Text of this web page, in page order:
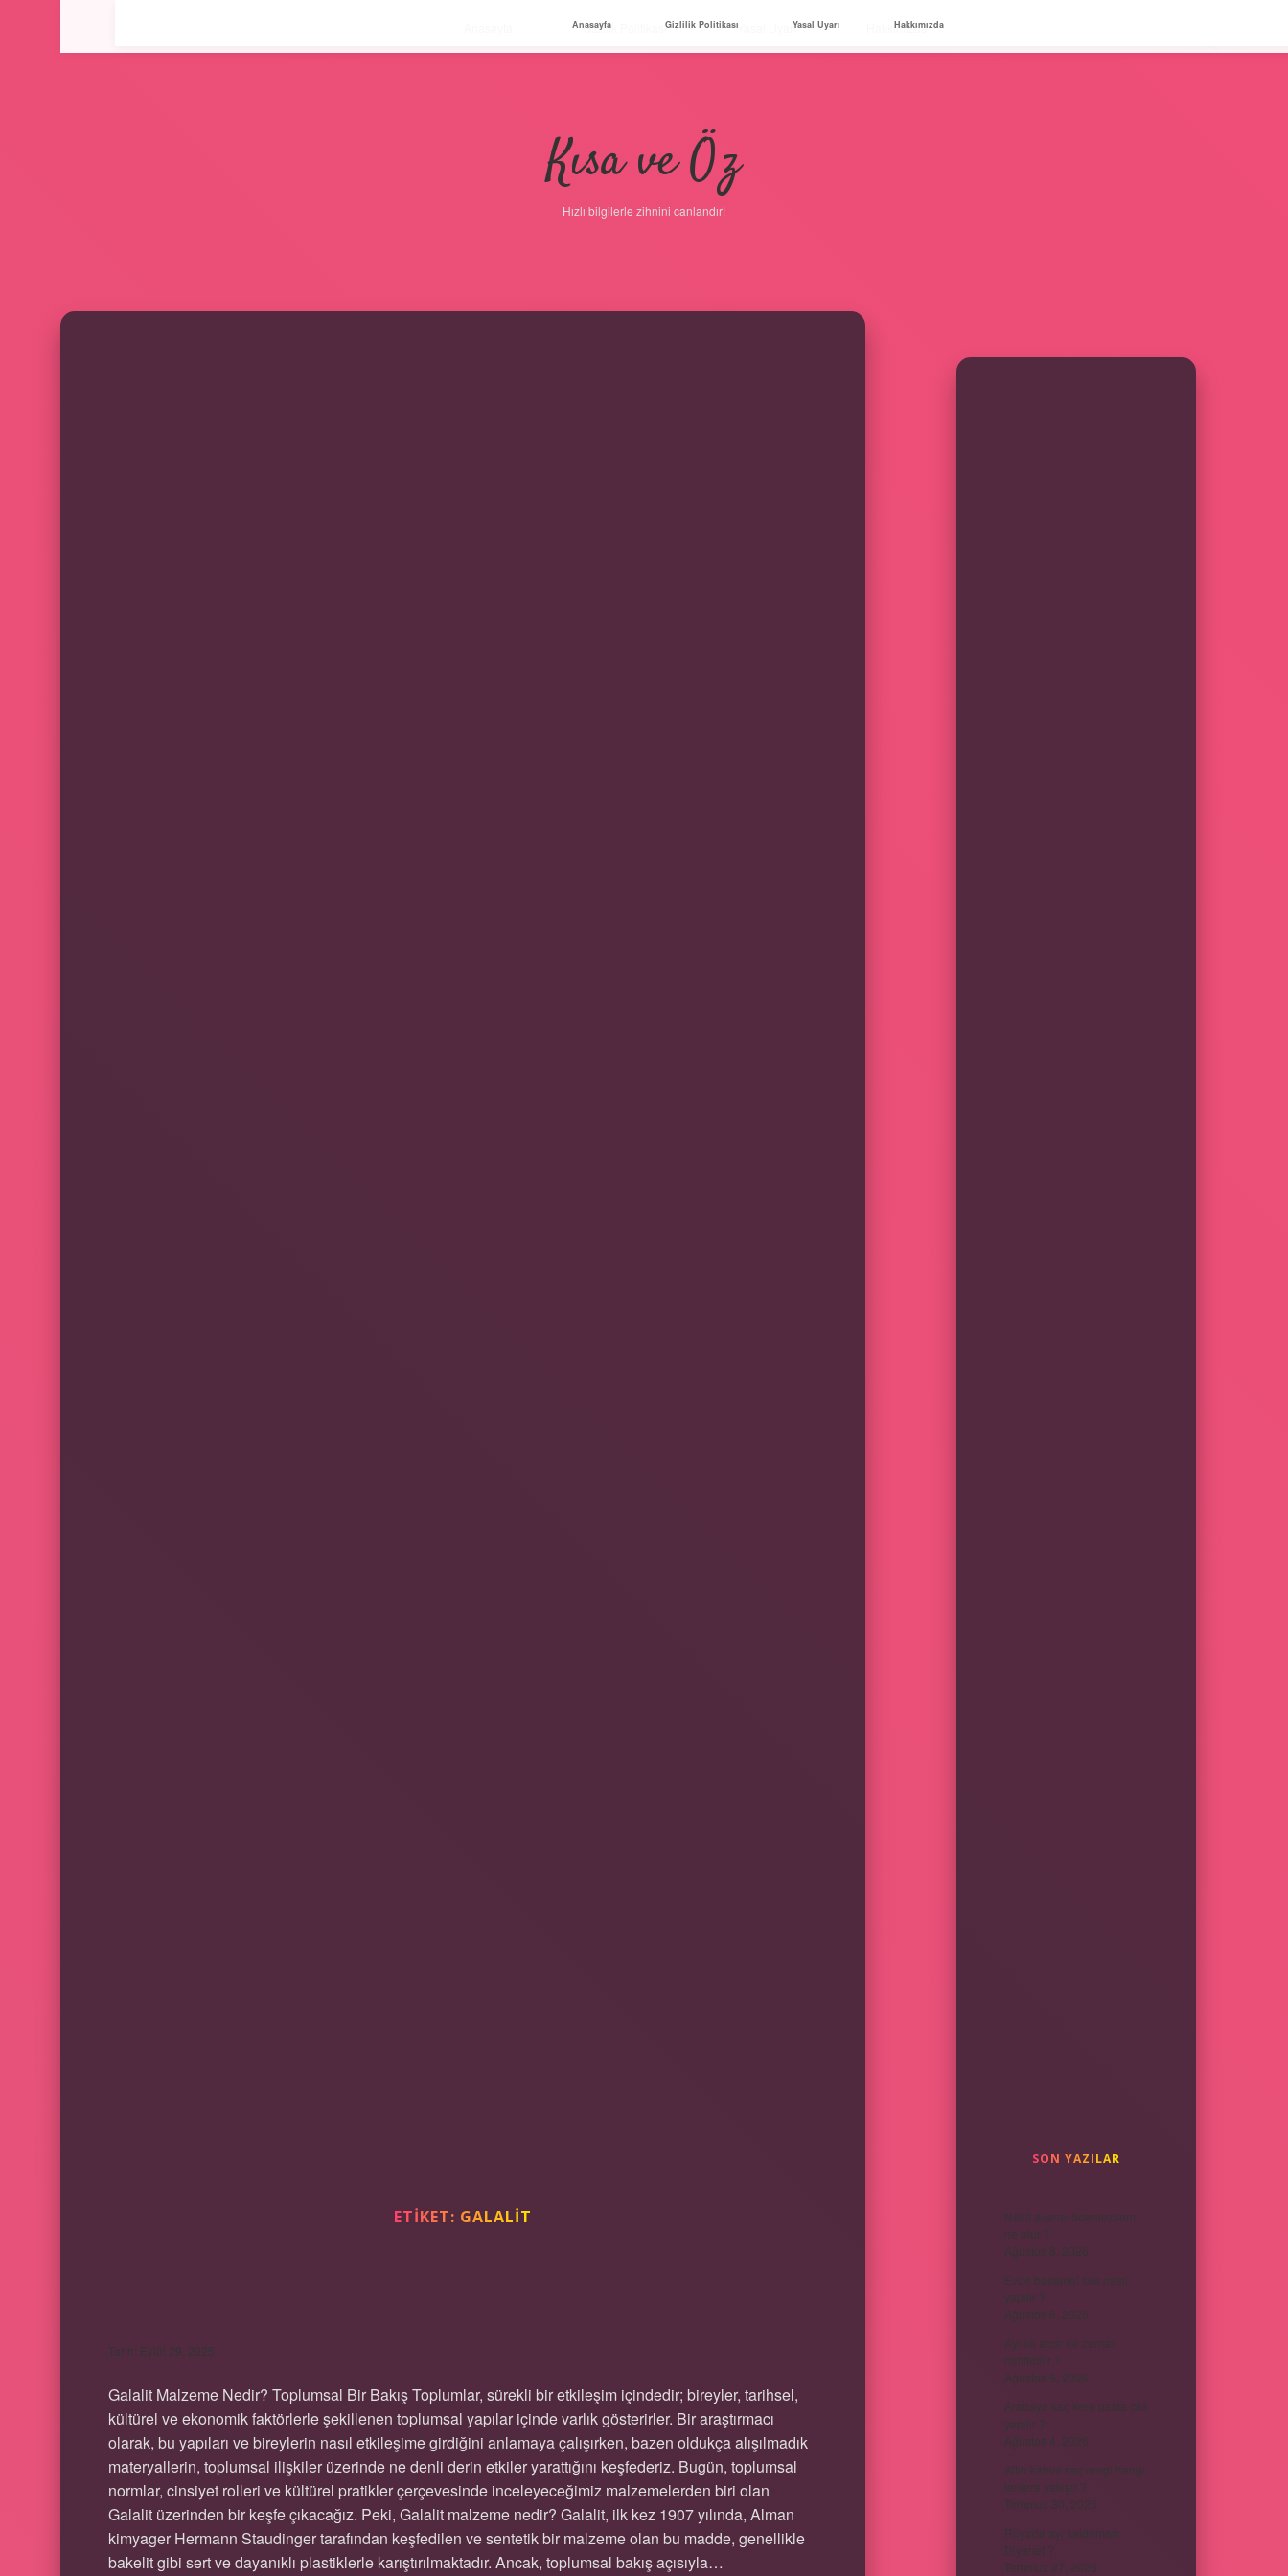
Gizlilik Politikası Yasal Uyarı Hakkımızda
Kısa ve Öz
Hızlı bilgilerle zihnini canlandır!
ETIKET: GALALIT
Tarih: Eylül 29, 2025
Galalit Malzeme Nedir? Toplumsal Bir Bakış Toplumlar, sürekli bir etkileşim içindedir; bireyler, tarihsel,
kültürel ve ekonomik faktörlerle şekillenen toplumsal yapılar içinde varlık gösterirler. Bir araştırmacı
olarak, bu yapıları ve bireylerin nasıl etkileşime girdiğini anlamaya çalışırken, bazen oldukça alışılmadık
materyallerin, toplumsal ilişkiler üzerinde ne denli derin etkiler yarattığını keşfederiz. Bugün, toplumsal
normlar, cinsiyet rolleri ve kültürel pratikler çerçevesinde inceleyeceğimiz malzemelerden biri olan
Galalit üzerinden bir keşfe çıkacağız. Peki, Galalit malzeme nedir? Galalit, ilk kez 1907 yılında, Alman
kimyager Hermann Staudinger tarafından keşfedilen ve sentetik bir malzeme olan bu madde, genellikle
bakelit gibi sert ve dayanıklı plastiklerle karıştırılmaktadır. Ancak, toplumsal bakış açısıyla…
SON YAZILAR
Nakit avansı ödemezsem
ne olur ?
Ağustos 8, 2026
Evde besamel sos nasıl
yapılır ?
Ağustos 6, 2026
Ayrılık acısı ne zaman
hafifletilir ?
Ağustos 5, 2026
Arabaya kaç kere pasta cila
yapılır ?
Ağustos 4, 2026
Altın kahve saç rengi hangi
tenlere yakışır ?
Temmuz 30, 2026
Rüyada ayı saldırması
Diyanet ?
Temmuz 27, 2026
Anasayfa Gizlilik Politikası Yasal Uyarı Hakkımızda